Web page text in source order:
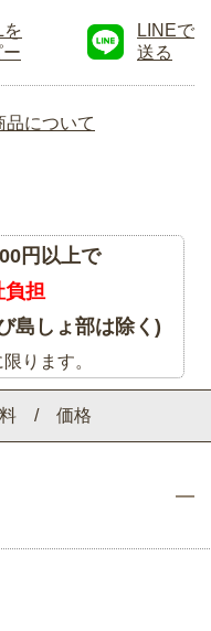
料 / 価格
を
ー
LINEで
送る
品について
円以上で
負担
島しょ部は除く)
ります。